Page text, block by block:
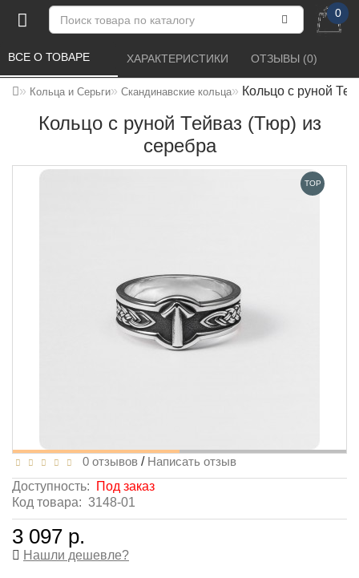
0
Кольца и Серьги Скандинавские кольца Кольцо с руной
Кольцо с руной Тейваз (Тюр) из
серебра
ВСЕ О ТОВАРЕ ХАРАКТЕРИСТИКИ ОТЗЫВЫ (0)
TOP
0 отзывов / Написать отзыв
Доступность:
Под заказ
Код товара: 3148-01
3 097 р.
Нашли дешевле?